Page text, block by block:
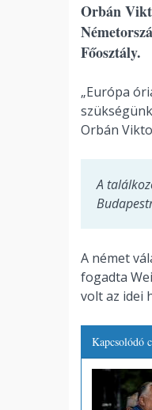
Orbán
Főosztály.
„Európa
Orbán
A
A német
fogadta
volt az idei
Kapcsolódó